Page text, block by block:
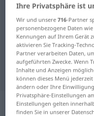
Türkisch-Deutsch
Türkisch-
"uyutmak"
"uyutmak"
„uyutmak“
Ihre Privatsphäre ist
Wir und unsere716-Partner
personenbezogene Daten
Kennungen auf Ihrem Gerät
aktivieren Sie Tracking-
Partner verarbeiten Daten,
aufgeführten Zwecke. Wenn
Inhalte und Anzeigen
können dieses Menü
ändern oder Ihre
Privatsphäre-Einstellungen
Einstellungen gelten
finden Sie in unserer